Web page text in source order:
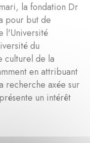
la fondation Dr
pour but de
l'Université
du
culturel de la
en attribuant
recherche axée sur
un intérêt